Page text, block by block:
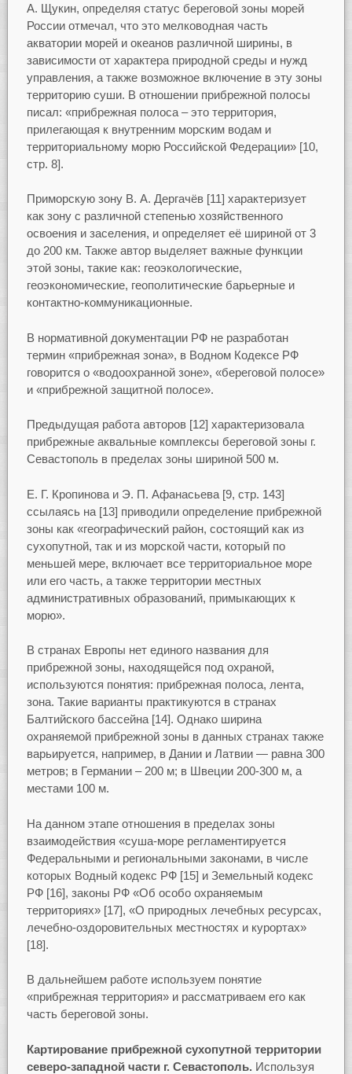
А. Щукин, определяя статус береговой зоны морей
России отмечал, что это мелководная часть
акватории морей и океанов различной ширины, в
зависимости от характера природной среды и нужд
управления, а также возможное включение в эту зоны
территорию суши. В отношении прибрежной полосы
писал: «прибрежная полоса – это территория,
прилегающая к внутренним морским водам и
территориальному морю Российской Федерации» [10,
стр. 8].
Приморскую зону В. А. Дергачёв [11] характеризует
как зону с различной степенью хозяйственного
освоения и заселения, и определяет её шириной от 3
до 200 км. Также автор выделяет важные функции
этой зоны, такие как: геоэкологические,
геоэкономические, геополитические барьерные и
контактно-коммуникационные.
В нормативной документации РФ не разработан
термин «прибрежная зона», в Водном Кодексе РФ
говорится о «водоохранной зоне», «береговой полосе»
и «прибрежной защитной полосе».
Предыдущая работа авторов [12] характеризовала
прибрежные аквальные комплексы береговой зоны г.
Севастополь в пределах зоны шириной 500 м.
Е. Г. Кропинова и Э. П. Афанасьева [9, стр. 143]
ссылаясь на [13] приводили определение прибрежной
зоны как «географический район, состоящий как из
сухопутной, так и из морской части, который по
меньшей мере, включает все территориальное море
или его часть, а также территории местных
административных образований, примыкающих к
морю».
В странах Европы нет единого названия для
прибрежной зоны, находящейся под охраной,
используются понятия: прибрежная полоса, лента,
зона. Такие варианты практикуются в странах
Балтийского бассейна [14]. Однако ширина
охраняемой прибрежной зоны в данных странах также
варьируется, например, в Дании и Латвии — равна 300
метров; в Германии – 200 м; в Швеции 200-300 м, а
местами 100 м.
На данном этапе отношения в пределах зоны
взаимодействия «суша-море регламентируется
Федеральными и региональными законами, в числе
которых Водный кодекс РФ [15] и Земельный кодекс
РФ [16], законы РФ «Об особо охраняемым
территориях» [17], «О природных лечебных ресурсах,
лечебно-оздоровительных местностях и курортах»
[18].
В дальнейшем работе используем понятие
«прибрежная территория» и рассматриваем его как
часть береговой зоны.
Картирование прибрежной сухопутной территории
северо-западной части г. Севастополь. Используя